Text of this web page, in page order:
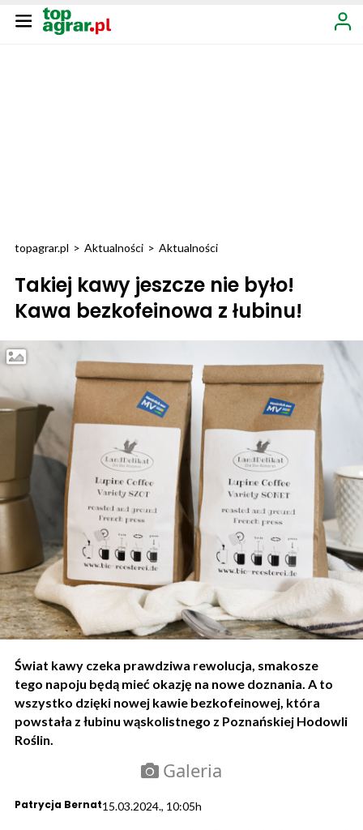
topagrar.pl > Aktualności > Aktualności
Takiej kawy jeszcze nie było!
Kawa bezkofeinowa z łubinu!
Świat kawy czeka prawdziwa rewolucja, smakosze
tego napoju będą mieć okazję na nowe doznania. A to
wszystko dzięki nowej kawie bezkofeinowej, która
powstała z łubinu wąskolistnego z Poznańskiej Hodowli
Roślin.
Galeria
Patrycja Bernat15.03.2024., 10:05h